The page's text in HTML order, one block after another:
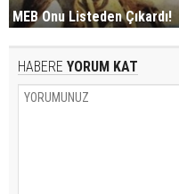
MEB Onu Listeden Çıkardı!
HABERE YORUM KAT